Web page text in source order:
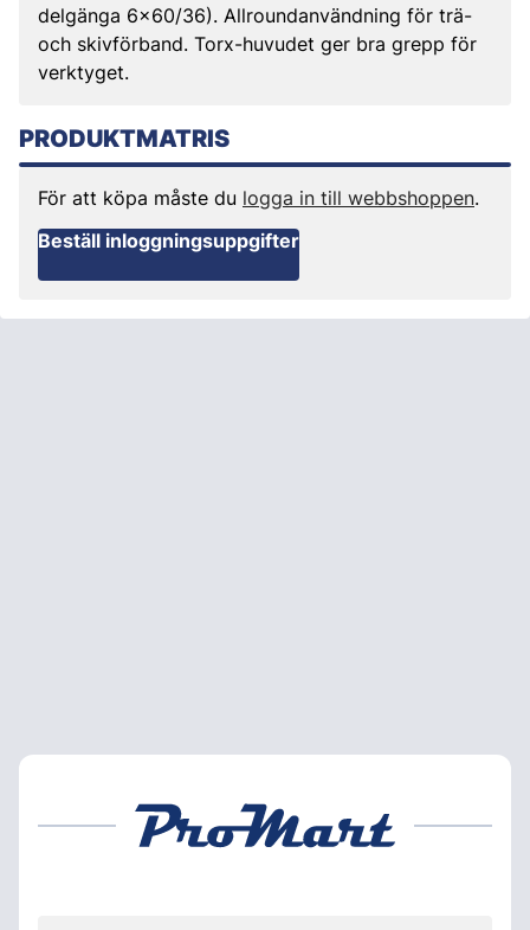
delgänga 6x60/36). Allroundanvändning för trä-
och skivförband. Torx-huvudet ger bra grepp för
verktyget.
PRODUKTMATRIS
För att köpa måste du logga in till webbshoppen.
Beställ inloggningsuppgifter